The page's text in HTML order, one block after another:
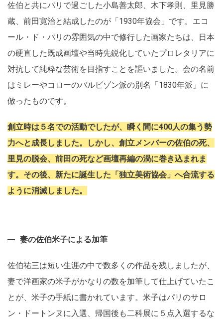
佐伯と共にパリで過ごした小島善太郎、木下孝則、里見勝
蔵、前田寛治と結成したのが「1930年協会」です。エコ
ール・ド・パリの雰囲気の中で修行した画家たちは、日本
の硬直した既成画壇や当時先鋭化していたプロレタリアに
対抗して純粋な芸術を目指すことを謳いました。会の名前
はミレーやコローのバルビゾン派の別名「1830年派」に
倣ったものです。
創立時は５名での活動でしたが、瞬く間に400人の集う勢
力へと成長しました。しかし、創立メンバーの佐伯の死、
里見の脱会、前田の死など画壇再編の渦に巻き込まれま
す。その後、新たに誕生した「独立美術協会」へ合流する
ように消滅しました。
妻の佐伯米子による加筆
佐伯祐三は短い生涯の中で数多くの作品を残しましたが、
妻で洋画家の米子がかなりの数を加筆して仕上げていたこ
とが、米子の手紙に書かれています。米子はパリのサロ
ン・ドートンヌに入選、帰国後も二科展に５点入選するな